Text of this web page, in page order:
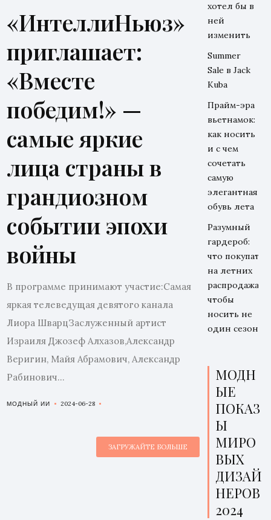
«ИнтеллиНьюз»
приглашает:
«Вместе
победим!» —
самые яркие
лица страны в
грандиозном
событии эпохи
войны
В программе принимают участие:Самая
яркая телеведущая девятого канала
Лиора ШварцЗаслуженный артист
Израиля Джозеф Алхазов,Александр
Веригин, Майя Абрамович, Александр
Рабинович...
МОДНЫЙ ИИ 2024-06-28
ЗАГРУЖАЙТЕ БОЛЬШЕ
хотел бы в
ней
изменить
Summer
Sale в Jack
Kuba
Прайм-эра
вьетнамок:
как носить
и с чем
сочетать
самую
элегантная
обувь лета
Разумный
гардероб:
что покупать
на летних
распродажах,
чтобы
носить не
один сезон
МОДН
ЫЕ
ПОКАЗ
Ы
МИРО
ВЫХ
ДИЗАЙ
НЕРОВ
2024